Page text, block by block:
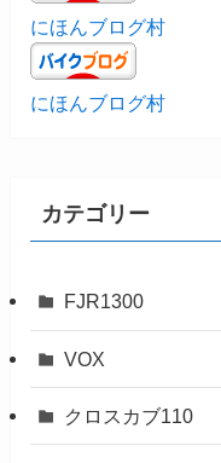
にほんブログ村
にほんブログ村
カテゴリー
FJR1300
VOX
クロスカブ110